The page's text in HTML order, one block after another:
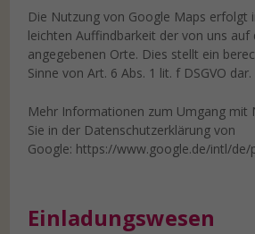
Die Nutzung von Google Maps erfolgt
leichten Auffindbarkeit der von uns auf
angegebenen Orte. Dies stellt ein
Sinne von Art. 6 Abs. 1 lit. f DSGVO dar.
Mehr Informationen zum Umgang mit
Sie in der Datenschutzerklärung von
Google: https://www.google.de/intl/de/
Einladungswesen